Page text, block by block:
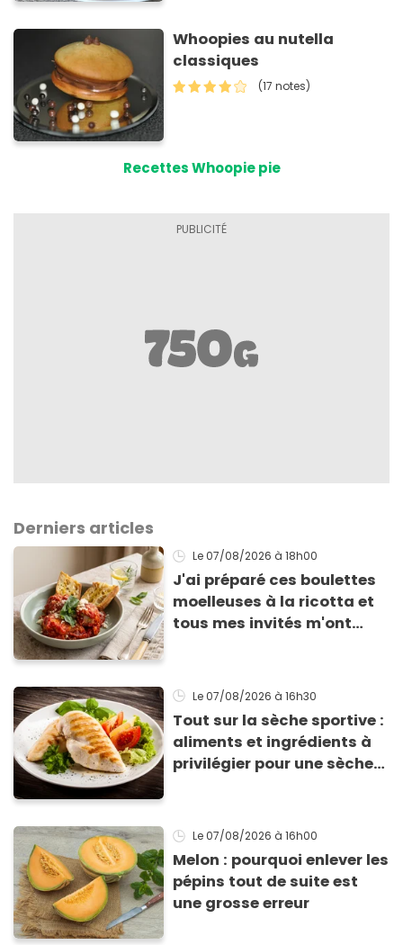
Whoopies au nutella
classiques
(17 notes)
Recettes Whoopie pie
Derniers articles
Le 07/08/2026 à 18h00
J'ai préparé ces boulettes
moelleuses à la ricotta et
tous mes invités m'ont
Le 07/08/2026 à 16h30
Tout sur la sèche sportive :
aliments et ingrédients à
privilégier pour une sèche
Le 07/08/2026 à 16h00
Melon : pourquoi enlever les
pépins tout de suite est
une grosse erreur